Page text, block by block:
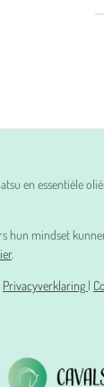
en essentiële
hun mindset
.
Privacyverklaring |